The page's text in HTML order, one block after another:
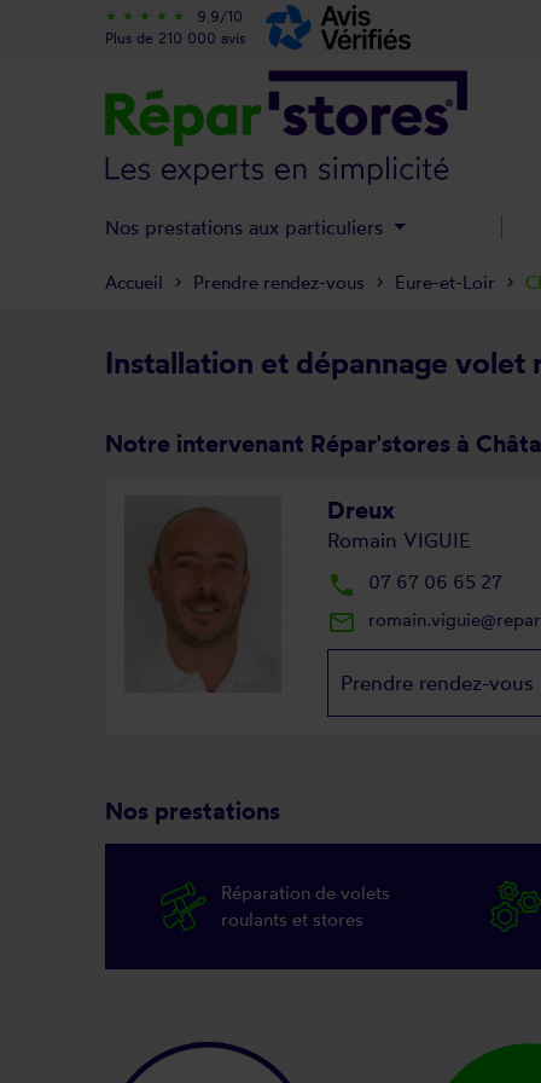
Installation et dépannage volet
Notre intervenant Répar'stores à
Dreux
Romain VIGUIE
local_phone 07 67 06 65 27
mail_outline
Prendre rendez-vous
Nos prestations
Réparation de volets
roulants et stores
Accueil Prendre rendez-vous Eure-et-Loir
star_rate star_rate star_rate star_rate star_rate
9.9/10
Plus de 210 000 avis
Nos prestations aux particuliers